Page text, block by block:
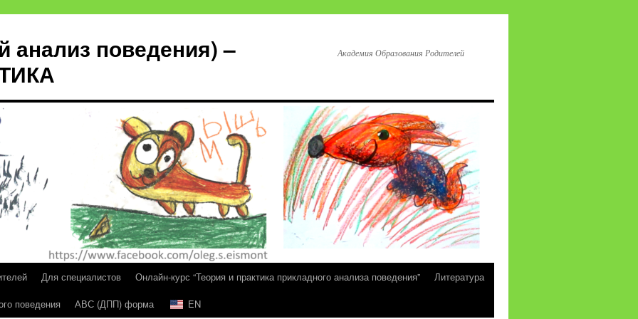
анализ поведения) –
Академия Образования Родителей
Для специалистов Онлайн-курс “Теория и практика прикладного анализа поведения”
Литература
поведения АВС (ДПП) форма EN